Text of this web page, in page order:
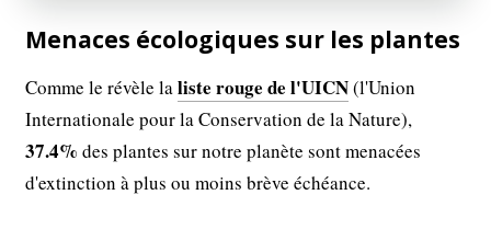
Menaces écologiques sur les plantes
Comme le révèle laliste rouge de l'UICN(l'Union
Internationale pour la Conservation de la Nature),
37.4% des plantes sur notre planète sont menacées
d'extinction à plus ou moins brève échéance.